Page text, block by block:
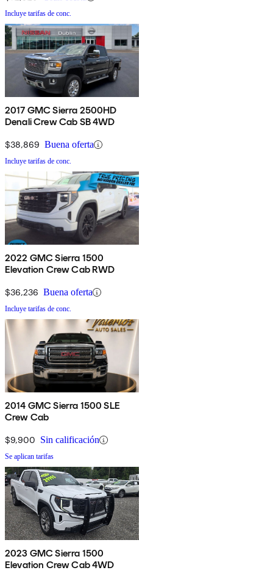
Incluye tarifas de conc.
2017 GMC Sierra 2500HD
Denali Crew Cab SB 4WD
$38,869 Buena oferta
Incluye tarifas de conc.
2022 GMC Sierra 1500
Elevation Crew Cab RWD
$36,236 Buena oferta
Incluye tarifas de conc.
2014 GMC Sierra 1500 SLE
Crew Cab
$9,900 Sin calificación
Se aplican tarifas
2023 GMC Sierra 1500
Elevation Crew Cab 4WD